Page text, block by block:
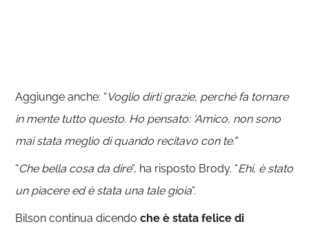
Aggiunge anche: “ Voglio dirti grazie, perché fa tornare
in mente tutto questo. Ho pensato: ‘Amico, non sono
mai stata meglio di quando recitavo con te.’“
“Che bella cosa da dire“, ha risposto Brody. “Ehi, è stato
un piacere ed è stata una tale gioia“.
Bilson continua dicendoche è stata felice di